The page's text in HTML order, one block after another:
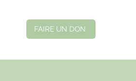
FAIRE UN DON